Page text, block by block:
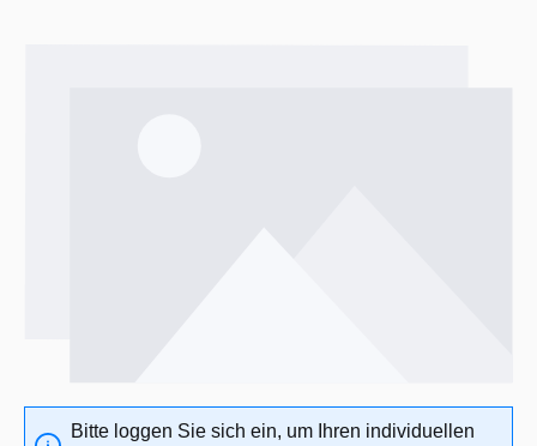
Bitte loggen Sie sich ein, um Ihren individuellen